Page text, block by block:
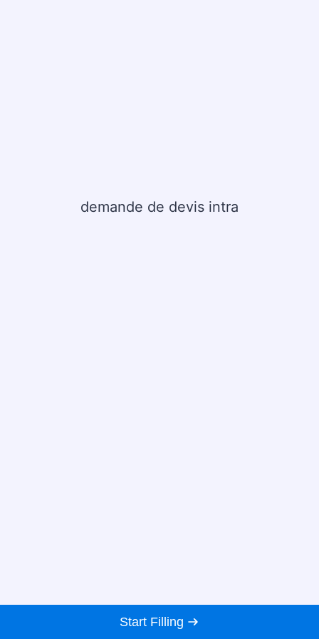
demande de devis intra
Start Filling